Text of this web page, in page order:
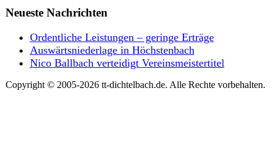
Neueste Nachrichten
Ordentliche Leistungen – geringe Erträge
Auswärtsniederlage in Höchstenbach
Nico Ballbach verteidigt Vereinsmeistertitel
Copyright © 2005-2026 tt-dichtelbach.de. Alle Rechte vorbehalten.